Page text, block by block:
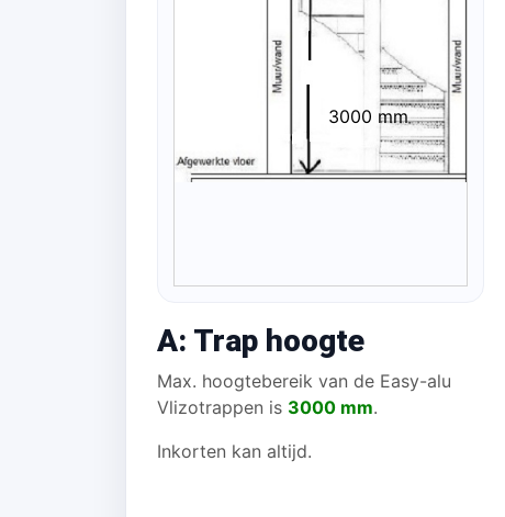
3000 mm
A: Trap hoogte
Max. hoogtebereik van de Easy-alu
Vlizotrappen is 3000 mm.
Inkorten kan altijd.